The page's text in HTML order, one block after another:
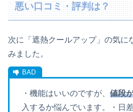
悪い口コミ・評判は？
次に「遮熱クールアップ」の気に
みました。
・機能はいいのですが、 値段
入するか悩んでいます。
・日